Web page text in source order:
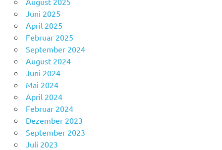
Juni 2025
April 2025
Februar 2025
September 2024
August 2024
Juni 2024
Mai 2024
April 2024
Februar 2024
Dezember 2023
September 2023
Juli 2023